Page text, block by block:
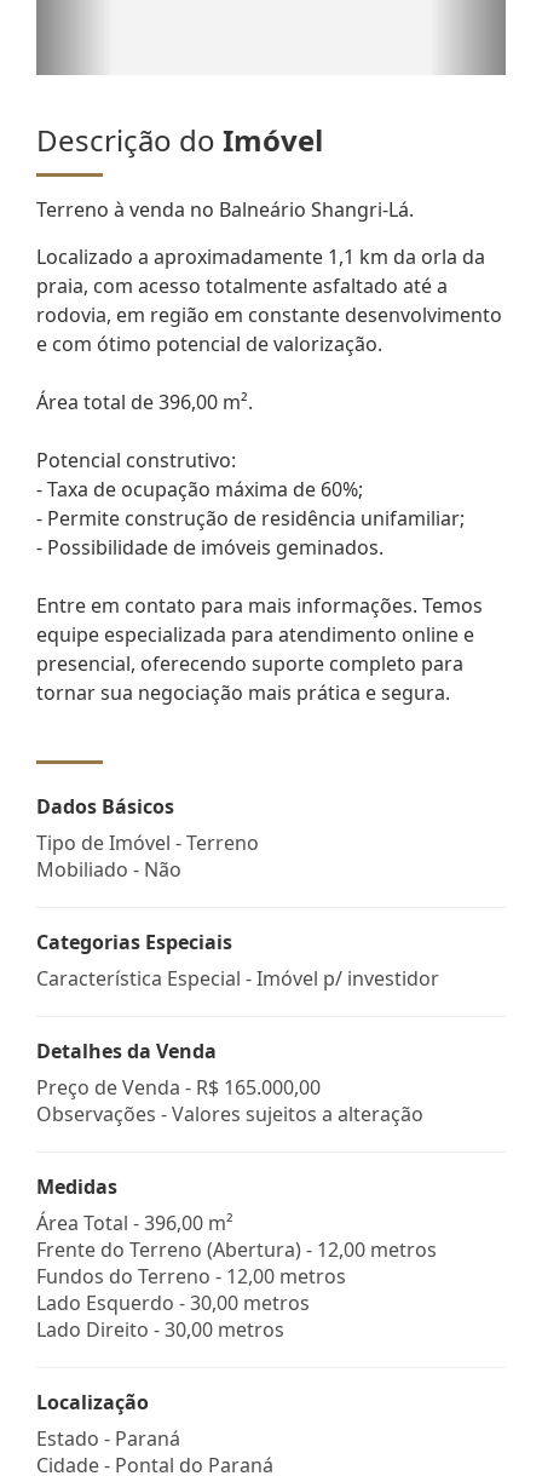
Descrição do Imóvel
Terreno à venda no Balneário Shangri-Lá.
Localizado a aproximadamente 1,1 km da orla da
praia, com acesso totalmente asfaltado até a
rodovia, em região em constante desenvolvimento
e com ótimo potencial de valorização.
Área total de 396,00 m².
Potencial construtivo:
- Taxa de ocupação máxima de 60%;
- Permite construção de residência unifamiliar;
- Possibilidade de imóveis geminados.
Entre em contato para mais informações. Temos
equipe especializada para atendimento online e
presencial, oferecendo suporte completo para
tornar sua negociação mais prática e segura.
Dados Básicos
Tipo de Imóvel - Terreno
Mobiliado - Não
Categorias Especiais
Característica Especial - Imóvel p/ investidor
Detalhes da Venda
Preço de Venda - R$ 165.000,00
Observações - Valores sujeitos a alteração
Medidas
Área Total - 396,00 m²
Frente do Terreno (Abertura) - 12,00 metros
Fundos do Terreno - 12,00 metros
Lado Esquerdo - 30,00 metros
Lado Direito - 30,00 metros
Localização
Estado - Paraná
Cidade - Pontal do Paraná